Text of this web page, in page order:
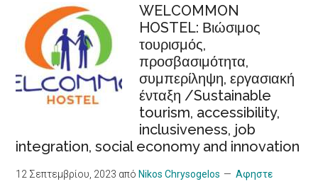
καύσωνα
προκαλούν
αυξημένο
κίνδυνο
για
καρδιακά
προβλήματα,
δείχνει
νέα
έρευνα/
WELCOMMON
HOSTEL: Βιώσιμος
τουρισμός,
προσβασιμότητα,
συμπερίληψη, εργασιακή
ένταξη /Sustainable
tourism, accessibility,
inclusiveness, job
integration, social economy and innovation
12 Σεπτεμβρίου, 2023 από Nikos Chrysogelos
Αφηστε